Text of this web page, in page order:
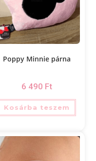
Poppy Minnie párna
6 490 Ft
Kosárba teszem